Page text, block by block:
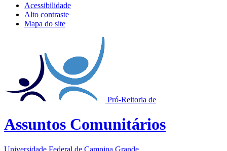
Acessibilidade
Alto contraste
Mapa do site
Pró-Reitoria de
Assuntos Comunitários
Universidade Federal de Campina Grande